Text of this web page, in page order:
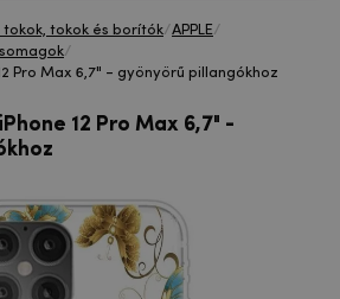
tokok és borítók/APPLE/
/
Pro Max 6,7" - gyönyörű pillangókhoz
12 Pro Max 6,7" -